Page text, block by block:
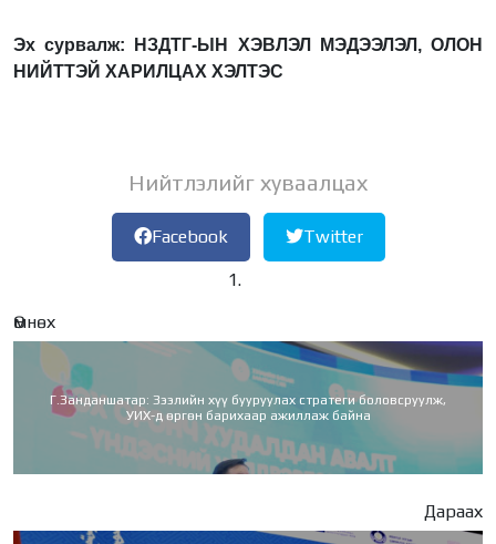
Эх сурвалж: НЗДТГ-ЫН ХЭВЛЭЛ МЭДЭЭЛЭЛ, ОЛОН
НИЙТТЭЙ ХАРИЛЦАХ ХЭЛТЭС
Нийтлэлийг хуваалцах
Facebook Twitter
Өмнөх
Г.Занданшатар: Зээлийн хүү бууруулах стратеги боловсруулж,
УИХ-д өргөн барихаар ажиллаж байна
Дараах